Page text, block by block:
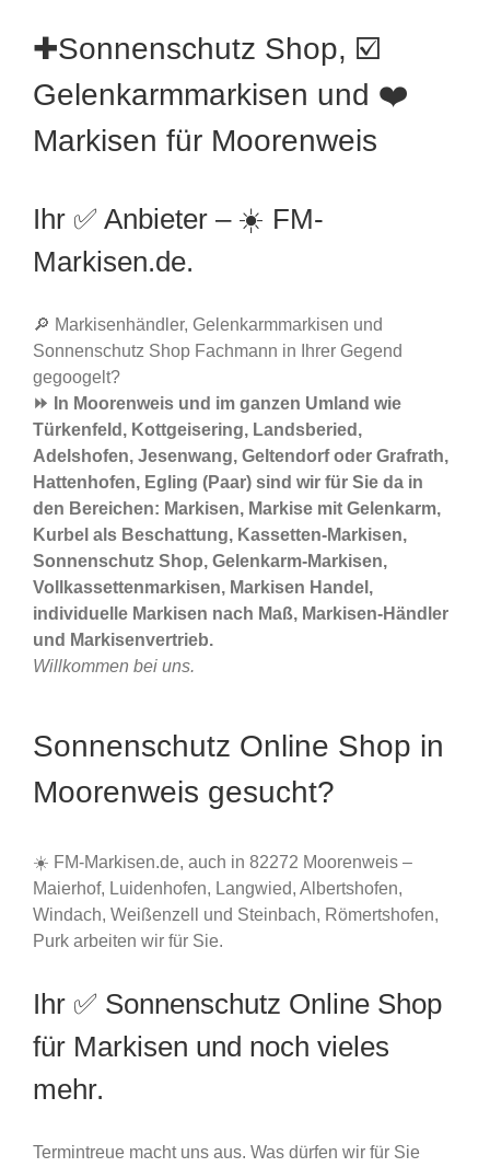
✚Sonnenschutz Shop, ☑️
Gelenkarmmarkisen und ❤️
Markisen für Moorenweis
Ihr ✅ Anbieter – ☀️ FM-
Markisen.de.
🔎 Markisenhändler, Gelenkarmmarkisen und
Sonnenschutz Shop Fachmann in Ihrer Gegend
gegoogelt?
⏩ In Moorenweis und im ganzen Umland wie
Türkenfeld, Kottgeisering, Landsberied,
Adelshofen, Jesenwang, Geltendorf oder Grafrath,
Hattenhofen, Egling (Paar) sind wir für Sie da in
den Bereichen: Markisen, Markise mit Gelenkarm,
Kurbel als Beschattung, Kassetten-Markisen,
Sonnenschutz Shop, Gelenkarm-Markisen,
Vollkassettenmarkisen, Markisen Handel,
individuelle Markisen nach Maß, Markisen-Händler
und Markisenvertrieb.
Willkommen bei uns.
Sonnenschutz Online Shop in
Moorenweis gesucht?
☀️ FM-Markisen.de, auch in 82272 Moorenweis –
Maierhof, Luidenhofen, Langwied, Albertshofen,
Windach, Weißenzell und Steinbach, Römertshofen,
Purk arbeiten wir für Sie.
Ihr ✅ Sonnenschutz Online Shop
für Markisen und noch vieles
mehr.
Termintreue macht uns aus. Was dürfen wir für Sie